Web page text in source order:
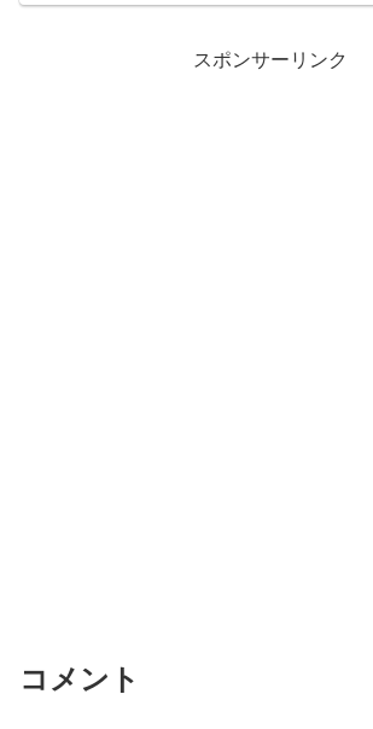
スポンサーリンク
コメント